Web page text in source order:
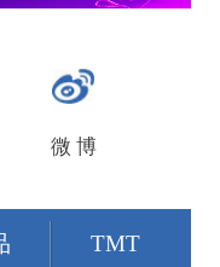
微 博
TMT